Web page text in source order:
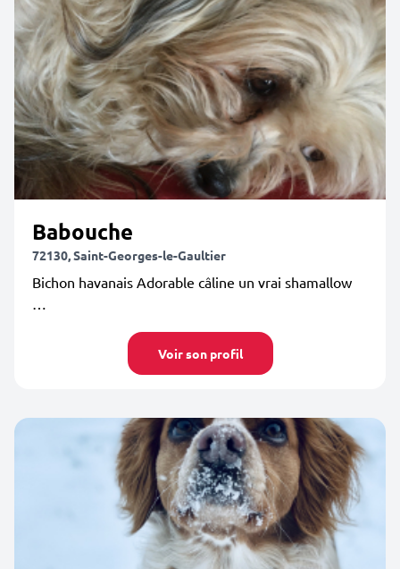
Babouche
72130, Saint-Georges-le-Gaultier
Bichon havanais Adorable câline un vrai shamallow
…
Voir son profil